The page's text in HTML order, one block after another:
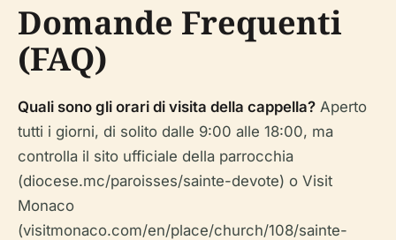
Domande Frequenti
(FAQ)
Quali sono gli orari di visita della cappella? Aperto
tutti i giorni, di solito dalle 9:00 alle 18:00, ma
controlla il sito ufficiale della parrocchia
(diocese.mc/paroisses/sainte-devote) o Visit
Monaco
(visitmonaco.com/en/place/church/108/sainte-